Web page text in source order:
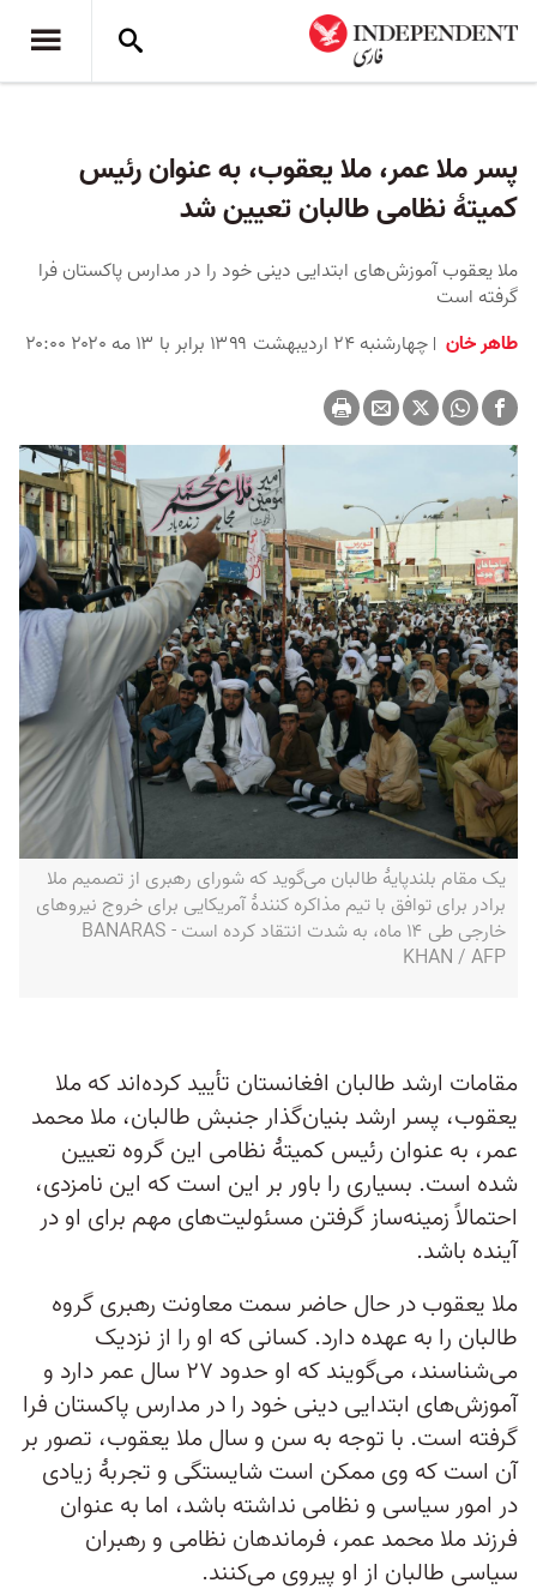
پسر ملا عمر، ملا یعقوب، به عنوان رئیس
کمیتۀ نظامی طالبان تعیین شد
ملا یعقوب آموزش‌های ابتدایی دینی خود را در مدارس پاکستان فرا
گرفته است
طاهر خان چهارشنبه ۲۴ اردیبهشت ۱۳۹۹ برابر با ۱۳ مه ۲۰۲۰ ۲۰:۰۰
یک مقام بلندپایۀ طالبان می‌گوید که شورای رهبری از تصمیم ملا
برادر برای توافق با تیم مذاکره کنندۀ آمریکایی برای خروج نیروهای
خارجی طی ۱۴ ماه، به شدت انتقاد کرده است - BANARAS
KHAN / AFP
مقامات ارشد طالبان افغانستان تأیید کرده‌اند که ملا
یعقوب، پسر ارشد بنیان‌گذار جنبش طالبان، ملا محمد
عمر، به عنوان رئیس کمیتۀ نظامی این گروه تعیین
شده است. بسیاری را باور بر این است که این نامزدی،
احتمالاً زمینه‌ساز گرفتن مسئولیت‌های مهم برای او در
آینده باشد.
ملا یعقوب در حال حاضر سمت معاونت رهبری گروه
طالبان را به عهده دارد. کسانی که او را از نزدیک
می‌شناسند، می‌گویند که او حدود ۲۷ سال عمر دارد و
آموزش‌های ابتدایی دینی خود را در مدارس پاکستان فرا
گرفته است. با توجه به سن و سال ملا یعقوب، تصور بر
آن است که وی ممکن است شایستگی و تجربۀ زیادی
در امور سیاسی و نظامی نداشته باشد، اما به عنوان
فرزند ملا محمد عمر، فرماندهان نظامی و رهبران
سیاسی طالبان از او پیروی می‌کنند.